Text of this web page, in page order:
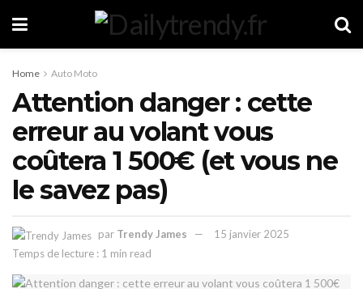
Home Auto Moto
Attention danger : cette
erreur au volant vous
coûtera 1 500€ (et vous ne
le savez pas)
par Trendy James
15 janvier 2025
Temps de lecture : 1 min read